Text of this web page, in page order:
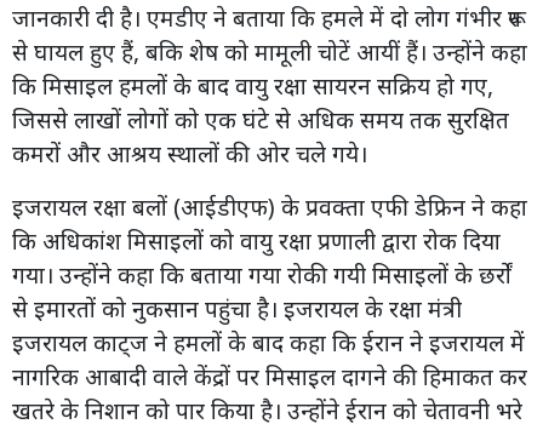
जानकारी दी है। एमडीए ने बताया कि हमले में दो लोग गंभीर रूप
से घायल हुए हैं, बकि शेष को मामूली चोटें आयीं हैं। उन्होंने कहा
कि मिसाइल हमलों के बाद वायु रक्षा सायरन सक्रिय हो गए,
जिससे लाखों लोगों को एक घंटे से अधिक समय तक सुरक्षित
कमरों और आश्रय स्थालों की ओर चले गये।
इजरायल रक्षा बलों (आईडीएफ) के प्रवक्ता एफी डेफ्रिन ने कहा
कि अधिकांश मिसाइलों को वायु रक्षा प्रणाली द्वारा रोक दिया
गया। उन्होंने कहा कि बताया गया रोकी गयी मिसाइलों के छर्रों
से इमारतों को नुकसान पहुंचा है। इजरायल के रक्षा मंत्री
इजरायल काट्ज ने हमलों के बाद कहा कि ईरान ने इजरायल में
नागरिक आबादी वाले केंद्रों पर मिसाइल दागने की हिमाकत कर
खतरे के निशान को पार किया है। उन्होंने ईरान को चेतावनी भरे